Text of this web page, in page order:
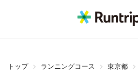
トップ ランニングコース 東京都